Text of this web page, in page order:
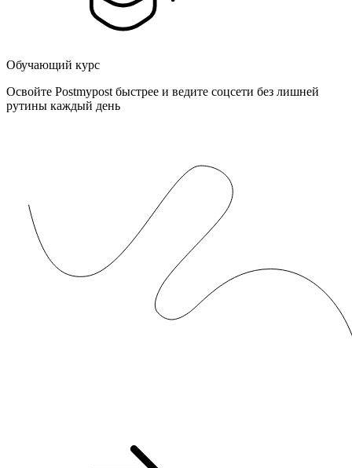
Обучающий курс
Освойте Postmypost быстрее и ведите соцсети без лишней
рутины каждый день